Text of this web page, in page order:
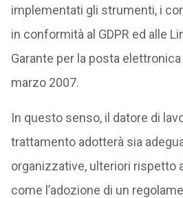
implementati gli strumenti, i
in conformità al GDPR ed alle
Garante per la posta
marzo 2007.
In questo senso, il datore di
trattamento adotterà sia
organizzative, ulteriori rispetto
come l’adozione di un